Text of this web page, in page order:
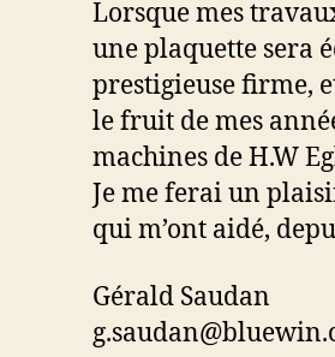
Lorsque mes
une plaquette sera
prestigieuse firme,
le fruit de mes
machines de H.W
Je me ferai un
qui m’ont aidé,
Gérald Saudan